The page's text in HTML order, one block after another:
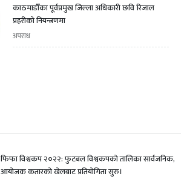
काठमाडौँका पूर्वप्रमुख जिल्ला अधिकारी छवि रिजाल
प्रहरीको नियन्त्रणमा
अपराध
फिफा विश्वकप २०२२: फुटबल विश्वकपको तालिका सार्वजनिक,
आयोजक कतारको खेलबाट प्रतियोगिता सुरु।